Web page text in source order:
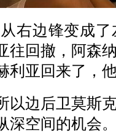
右边锋变成
往回撤，阿森
利亚回来了，
以边后卫莫斯
深空间的机会